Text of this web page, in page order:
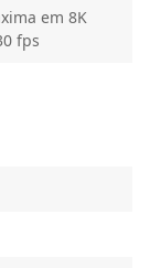
em 8K
fps